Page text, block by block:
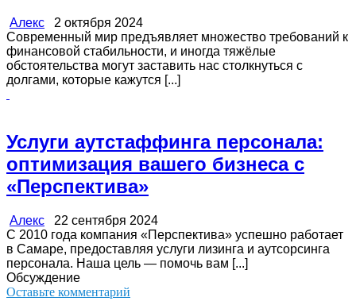
Алекс 2 октября 2024
Современный мир предъявляет множество требований к
финансовой стабильности, и иногда тяжёлые
обстоятельства могут заставить нас столкнуться с
долгами, которые кажутся [...]
Услуги аутстаффинга персонала:
оптимизация вашего бизнеса с
«Перспектива»
Алекс 22 сентября 2024
С 2010 года компания «Перспектива» успешно работает
в Самаре, предоставляя услуги лизинга и аутсорсинга
персонала. Наша цель — помочь вам [...]
Обсуждение
Оставьте комментарий